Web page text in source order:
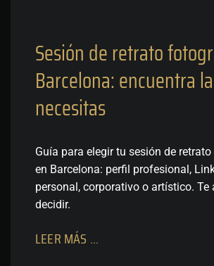
Sesión de retrato
Barcelona: encuentra
necesitas
Guía para elegir tu sesión de
en Barcelona: perfil profesional,
personal, corporativo o artístico. Te
decidir.
LEER MÁS ...